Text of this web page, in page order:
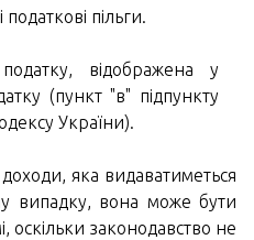
податкові пільги.
відображена у
(пункт "в" підпункту
України).
яка видаватиметься
випадку, вона може бути
оскільки законодавство не